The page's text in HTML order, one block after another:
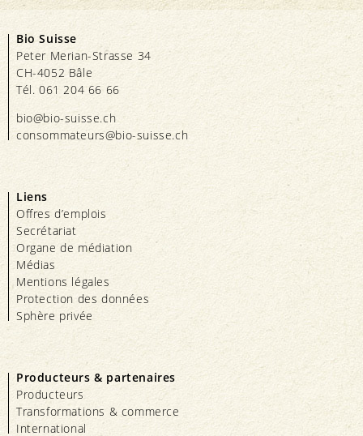
Bio Suisse
Peter Merian-Strasse 34
CH-4052 Bâle
Tél. 061 204 66 66
bio@bio-suisse.ch
consommateurs@bio-suisse.ch
Liens
Offres d’emplois
Secrétariat
Organe de médiation
Médias
Mentions légales
Protection des données
Sphère privée
Producteurs & partenaires
Producteurs
Transformations & commerce
International